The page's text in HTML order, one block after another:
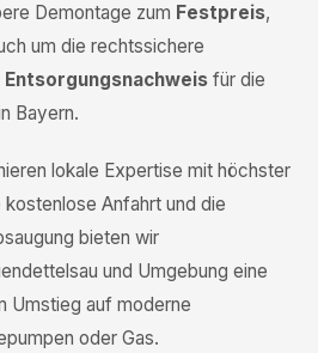
Demontage zum Festpreis,
um die rechtssichere
Entsorgungsnachweis für die
Bayern.
lokale Expertise mit höchster
Anfahrt und die
bieten wir
und Umgebung eine
Umstieg auf moderne
oder Gas.